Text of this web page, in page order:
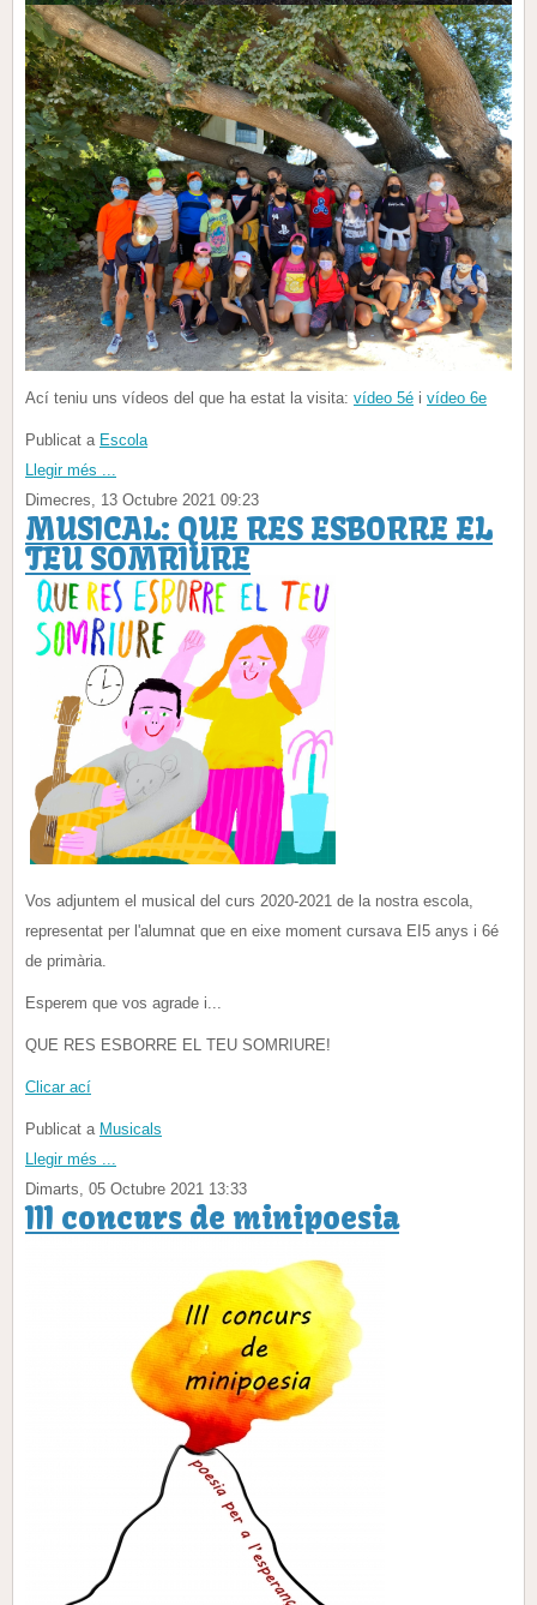
Ací teniu uns vídeos del que ha estat la visita: vídeo 5é i vídeo 6e
Publicat a Escola
Llegir més ...
Dimecres, 13 Octubre 2021 09:23
MUSICAL: QUE RES ESBORRE EL
TEU SOMRIURE
Vos adjuntem el musical del curs 2020-2021 de la nostra escola,
representat per l'alumnat que en eixe moment cursava EI5 anys i 6é
de primària.
Esperem que vos agrade i...
QUE RES ESBORRE EL TEU SOMRIURE!
Clicar ací
Publicat a Musicals
Llegir més ...
Dimarts, 05 Octubre 2021 13:33
III concurs de minipoesia